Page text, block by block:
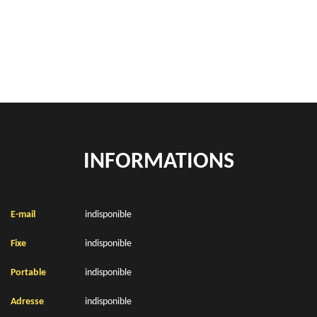
INFORMATIONS
E-mail indisponible
Fixe indisponible
Portable indisponible
Adresse indisponible